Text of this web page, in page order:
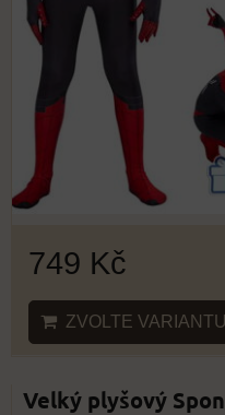
749 Kč
ZVOLTE VARIANTU
Velký plyšový